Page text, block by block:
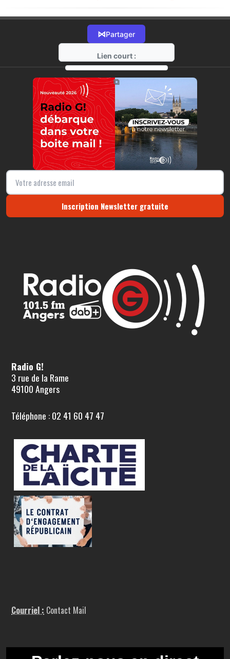
⋈Partager
Lien court :
https://radio-g.fr?21550
⧉
Inscription Newsletter gratuite
Radio G!
3 rue de la Rame
49100 Angers
Téléphone : 02 41 60 47 47
Courriel : Contact Mail